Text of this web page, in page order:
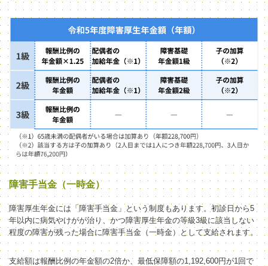
障害手当金（一時金）
障害厚生年金には「障害手当金」という制度もあります。初診日から5
年以内に病気やけがが治り、かつ障害厚生年金の等級3級に該当しない
程度の障害が残った場合に 障害手当金（一時金 ） として支給されます。
支給額は報酬比例の年金額の2倍か、最低保障額の1,192,600円が1回で